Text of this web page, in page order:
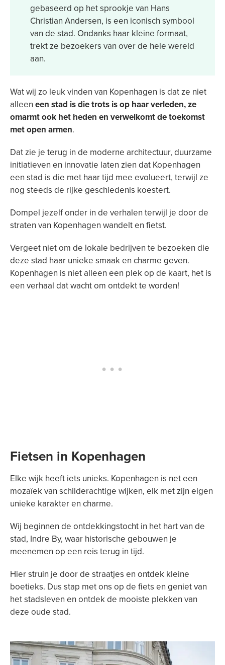
gebaseerd op het sprookje van Hans
Christian Andersen, is een iconisch symbool
van de stad. Ondanks haar kleine formaat,
trekt ze bezoekers van over de hele wereld
aan.
Wat wij zo leuk vinden van Kopenhagen is dat ze niet
alleen een stad is die trots is op haar verleden, ze
omarmt ook het heden en verwelkomt de toekomst
met open armen.
Dat zie je terug in de moderne architectuur, duurzame
initiatieven en innovatie laten zien dat Kopenhagen
een stad is die met haar tijd mee evolueert, terwijl ze
nog steeds de rijke geschiedenis koestert.
Dompel jezelf onder in de verhalen terwijl je door de
straten van Kopenhagen wandelt en fietst.
Vergeet niet om de lokale bedrijven te bezoeken die
deze stad haar unieke smaak en charme geven.
Kopenhagen is niet alleen een plek op de kaart, het is
een verhaal dat wacht om ontdekt te worden!
Fietsen in Kopenhagen
Elke wijk heeft iets unieks. Kopenhagen is net een
mozaïek van schilderachtige wijken, elk met zijn eigen
unieke karakter en charme.
Wij beginnen de ontdekkingstocht in het hart van de
stad, Indre By, waar historische gebouwen je
meenemen op een reis terug in tijd.
Hier struin je door de straatjes en ontdek kleine
boetieks. Dus stap met ons op de fiets en geniet van
het stadsleven en ontdek de mooiste plekken van
deze oude stad.